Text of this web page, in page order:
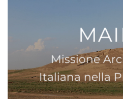
Missione
Italiana nella